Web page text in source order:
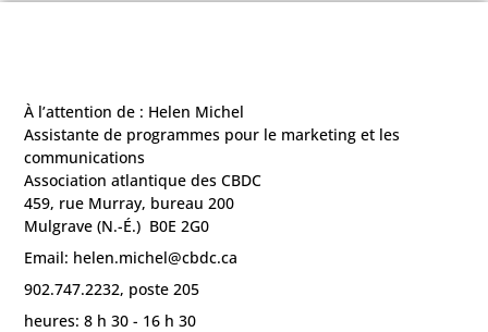
À l’attention de : Helen Michel
Assistante de programmes pour le marketing et les
communications
Association atlantique des CBDC
459, rue Murray, bureau 200
Mulgrave (N.-É.) B0E 2G0
Email: helen.michel@cbdc.ca
902.747.2232, poste 205
heures: 8 h 30 - 16 h 30